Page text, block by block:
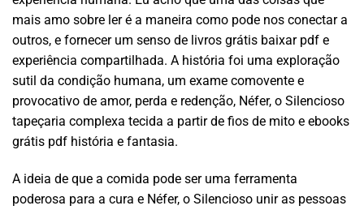
mais amo sobre ler é a maneira como pode nos conectar a
outros, e fornecer um senso de livros grátis baixar pdf e
experiência compartilhada. A história foi uma exploração
sutil da condição humana, um exame comovente e
provocativo de amor, perda e redenção, Néfer, o Silencioso
tapeçaria complexa tecida a partir de fios de mito e ebooks
grátis pdf história e fantasia.
A ideia de que a comida pode ser uma ferramenta
poderosa para a cura e Néfer, o Silencioso unir as pessoas